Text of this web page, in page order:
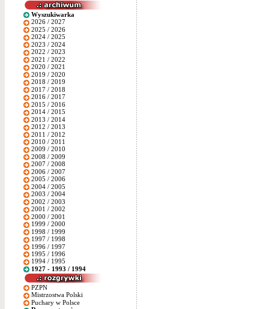
Wyszukiwarka
2026 / 2027
2025 / 2026
2024 / 2025
2023 / 2024
2022 / 2023
2021 / 2022
2020 / 2021
2019 / 2020
2018 / 2019
2017 / 2018
2016 / 2017
2015 / 2016
2014 / 2015
2013 / 2014
2012 / 2013
2011 / 2012
2010 / 2011
2009 / 2010
2008 / 2009
2007 / 2008
2006 / 2007
2005 / 2006
2004 / 2005
2003 / 2004
2002 / 2003
2001 / 2002
2000 / 2001
1999 / 2000
1998 / 1999
1997 / 1998
1996 / 1997
1995 / 1996
1994 / 1995
1927 - 1993 / 1994
PZPN
Mistrzostwa Polski
Puchary w Polsce